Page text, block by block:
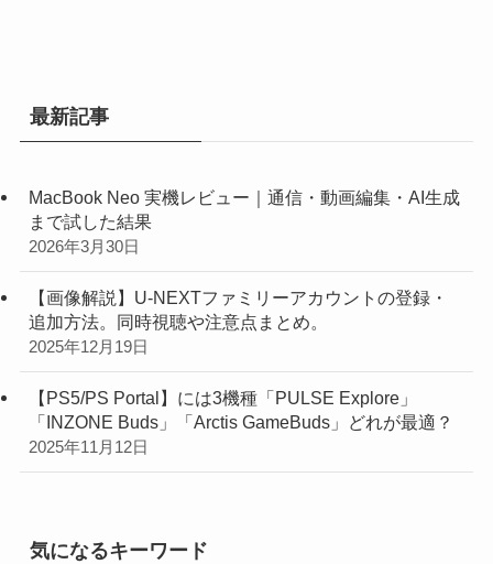
最新記事
MacBook Neo 実機レビュー｜通信・動画編集・AI生成
まで試した結果
2026年3月30日
【画像解説】U-NEXTファミリーアカウントの登録・
追加方法。同時視聴や注意点まとめ。
2025年12月19日
【PS5/PS Portal】には3機種「PULSE Explore」
「INZONE Buds」「Arctis GameBuds」どれが最適？
2025年11月12日
気になるキーワード